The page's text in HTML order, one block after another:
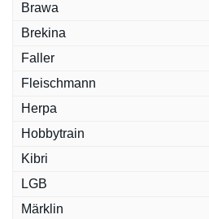
Brawa
Brekina
Faller
Fleischmann
Herpa
Hobbytrain
Kibri
LGB
Märklin